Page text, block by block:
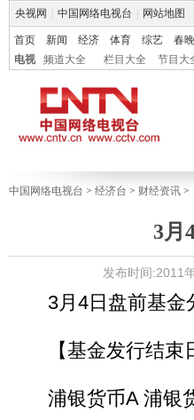
央视网 中国网络电视台 网站地图
首页 新闻 经济 体育 综艺 春晚
电视
频道大全 栏目大全 节目大
中国网络电视台 > 经济台 > 财经资讯 >
3月
发布时间:2011
3月4日盘前基金
【基金发行结束
浦银货币A 浦银